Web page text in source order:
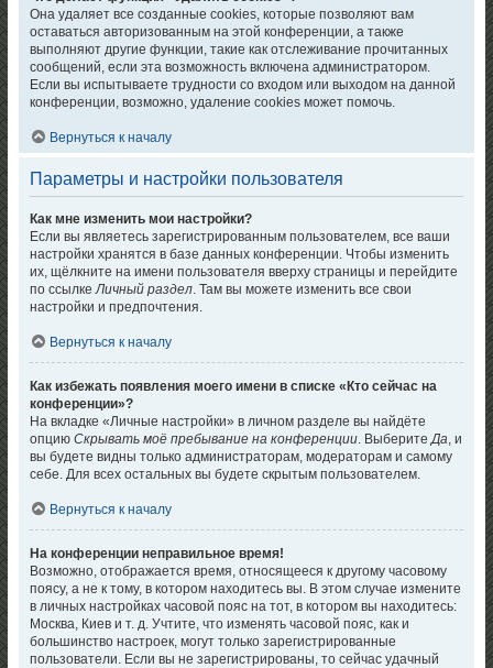
Она удаляет все созданные cookies, которые позволяют вам
оставаться авторизованным на этой конференции, а также
выполняют другие функции, такие как отслеживание прочитанных
сообщений, если эта возможность включена администратором.
Если вы испытываете трудности со входом или выходом на данной
конференции, возможно, удаление cookies может помочь.
Вернуться к началу
Параметры и настройки пользователя
Как мне изменить мои настройки?
Если вы являетесь зарегистрированным пользователем, все ваши
настройки хранятся в базе данных конференции. Чтобы изменить
их, щёлкните на имени пользователя вверху страницы и перейдите
по ссылкеЛичный раздел. Там вы можете изменить все свои
настройки и предпочтения.
Вернуться к началу
Как избежать появления моего имени в списке «Кто сейчас на
конференции»?
На вкладке «Личные настройки» в личном разделе вы найдёте
опциюСкрывать моё пребывание на конференции. ВыберитеДа, и
вы будете видны только администраторам, модераторам и самому
себе. Для всех остальных вы будете скрытым пользователем.
Вернуться к началу
На конференции неправильное время!
Возможно, отображается время, относящееся к другому часовому
поясу, а не к тому, в котором находитесь вы. В этом случае измените
в личных настройках часовой пояс на тот, в котором вы находитесь:
Москва, Киев и т. д. Учтите, что изменять часовой пояс, как и
большинство настроек, могут только зарегистрированные
пользователи. Если вы не зарегистрированы, то сейчас удачный